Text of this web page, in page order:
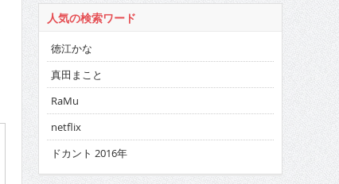
人気の検索ワード
徳江かな
真田まこと
RaMu
netflix
ドカント 2016年